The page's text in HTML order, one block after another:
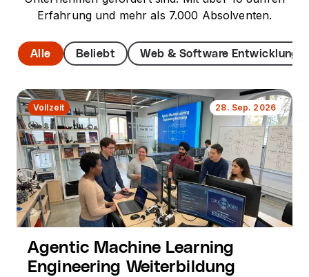
Erfahrung und mehr als 7.000 Absolventen.
Alle Beliebt Web & Software Entwicklung
28. Sep. 2026
Vollzeit
Agentic Machine Learning
Engineering Weiterbildung